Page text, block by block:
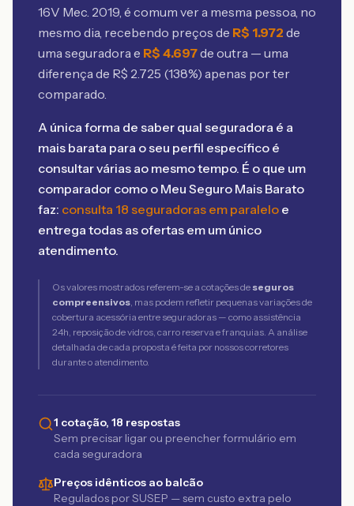
16V Mec. 2019, é comum ver a mesma pessoa, no
mesmo dia, recebendo preços de R$ 1.972 de
uma seguradora e R$ 4.697de outra — uma
diferença de R$ 2.725 (138%) apenas por ter
comparado.
A única forma de saber qual seguradora é a
mais barata para o seu perfil específico é
consultar várias ao mesmo tempo. É o que um
comparador como o Meu Seguro Mais Barato
faz: consulta 18 seguradoras em paralelo e
entrega todas as ofertas em um único
atendimento.
Os valores mostrados referem-se a cotações de seguros
compreensivos, mas podem refletir pequenas variações de
cobertura acessória entre seguradoras — como assistência
24h, reposição de vidros, carro reserva e franquias. A análise
detalhada de cada proposta é feita por nossos corretores
durante o atendimento.
1 cotação, 18 respostas
Sem precisar ligar ou preencher formulário em
cada seguradora
Preços idênticos ao balcão
Regulados por SUSEP — sem custo extra pelo